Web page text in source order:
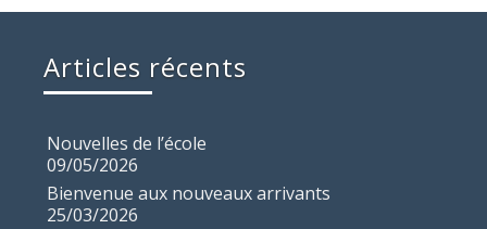
Articles récents
Nouvelles de l’école
09/05/2026
Bienvenue aux nouveaux arrivants
25/03/2026